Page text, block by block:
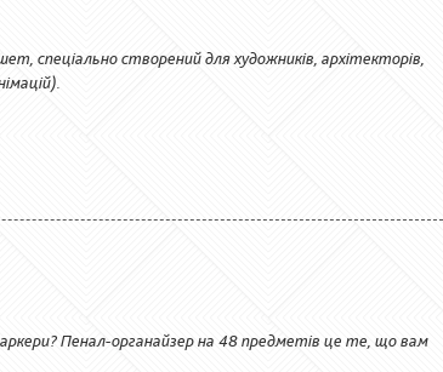
спеціально створений для художників, архітекторів,
Пенал-органайзер на 48 предметів це те, що вам